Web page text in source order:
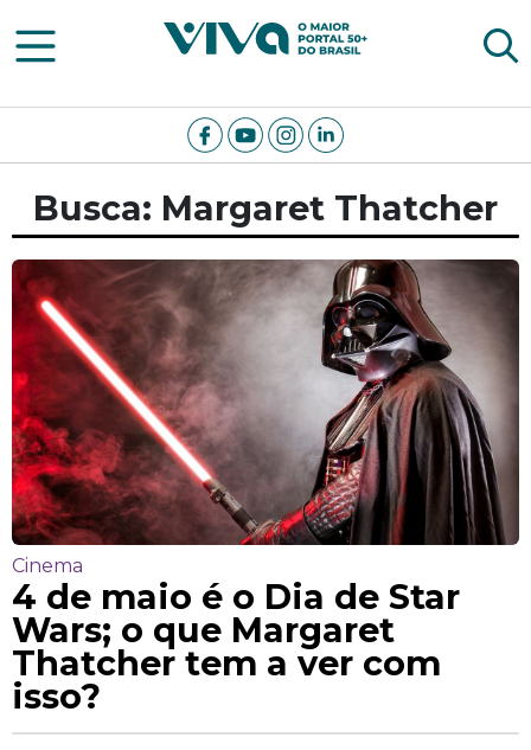
Viva Notícias
Busca: Margaret Thatcher
Cinema
4 de maio é o Dia de Star
Wars; o que Margaret
Thatcher tem a ver com
isso?